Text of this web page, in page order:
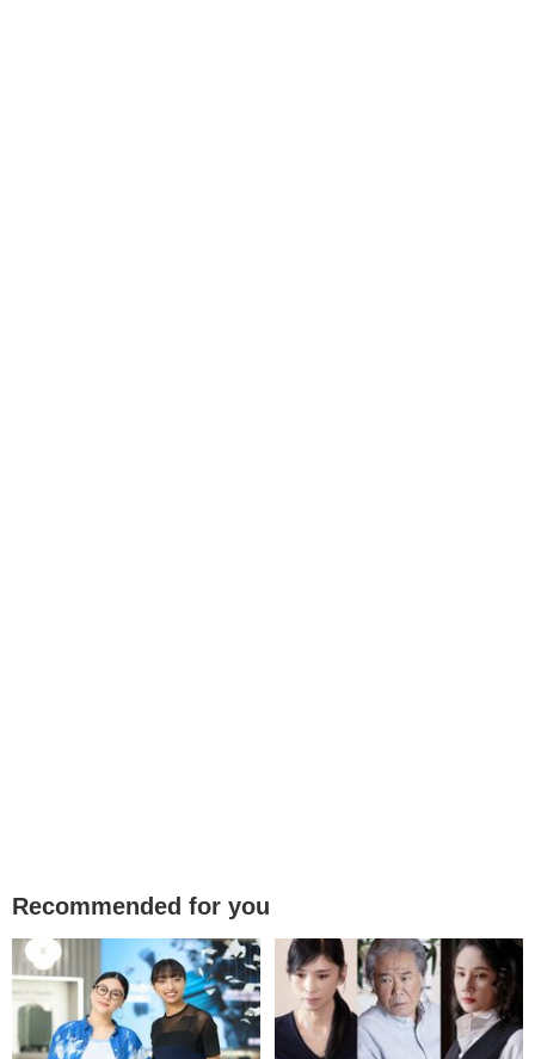
Recommended for you